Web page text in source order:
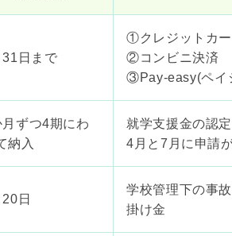
31日まで
①クレジットカ
②コンビニ決済
③Pay-easy(ペイ
ずつ4期にわ
納入
就学支援金の認
4月と7月に申請が
日
学校管理下の事
掛け金